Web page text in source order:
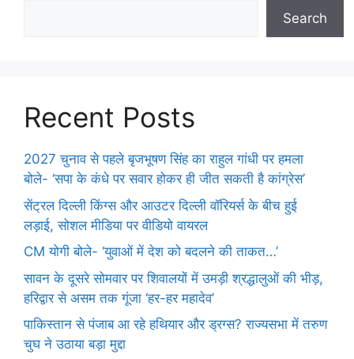
Search
Recent Posts
2027 चुनाव से पहले बृजभूषण सिंह का राहुल गांधी पर हमला
बोले- ‘सपा के कंधे पर सवार होकर ही जीत सकती है कांग्रेस’
सेंट्रल दिल्ली किंग्स और आउटर दिल्ली वॉरियर्स के बीच हुई
लड़ाई, सोशल मीडिया पर वीडियो वायरल
CM योगी बोले- ‘युवाओं में देश को बदलने की ताकत…’
सावन के दूसरे सोमवार पर शिवालयों में उमड़ी श्रद्धालुओं की भीड़,
हरिद्वार से असम तक गूंजा ‘हर-हर महादेव’
पाकिस्तान से पंजाब आ रहे हथियार और ड्रग्स? राज्यसभा में तरुण
चुघ ने उठाया बड़ा मुद्दा